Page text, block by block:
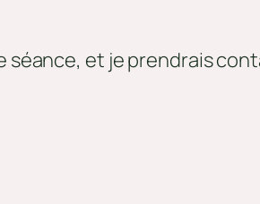
séance, et je prendrais